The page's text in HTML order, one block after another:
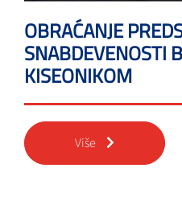
OBRAĆANJE
SNABDEVENOSTI
KISEONIKOM
Više